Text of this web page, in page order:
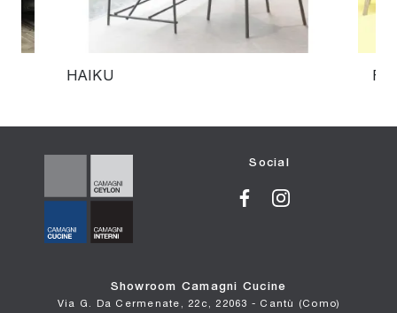
HAIKU
Social
Showroom Camagni Cucine
Via G. Da Cermenate, 22c, 22063 - Cantù (Como)